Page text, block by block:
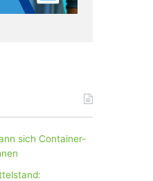
sich Container-